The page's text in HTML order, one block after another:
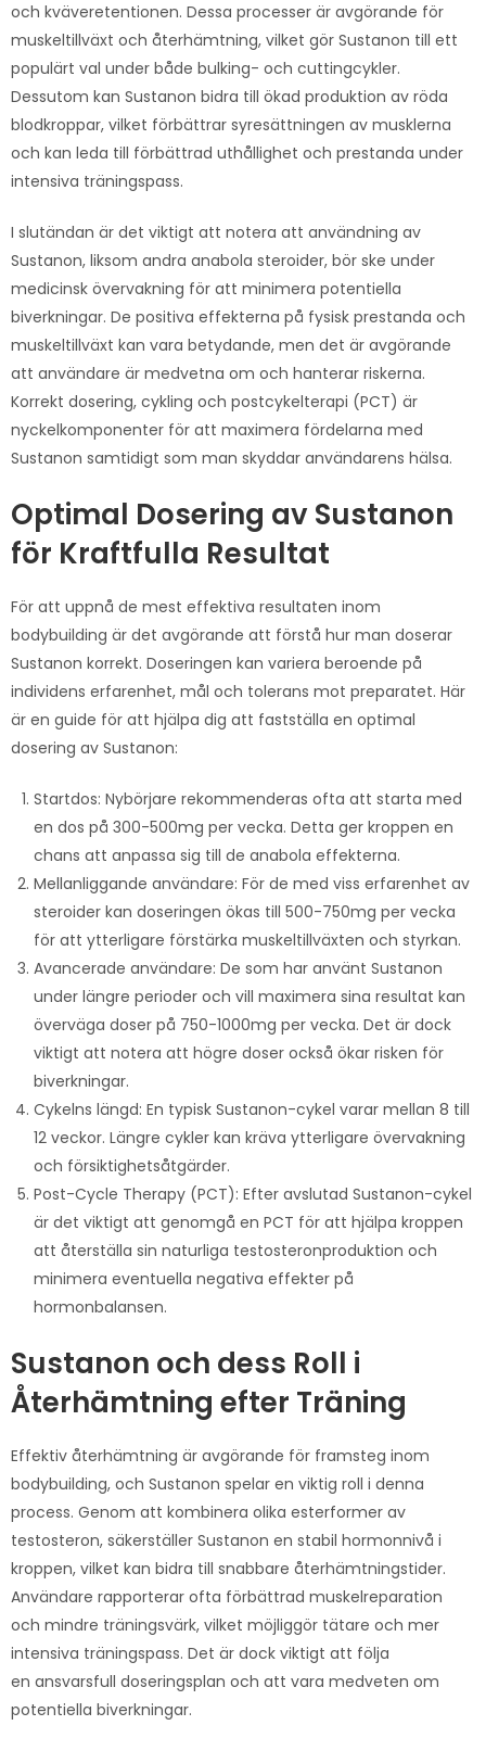
och kväveretentionen. Dessa processer är avgörande för
muskeltillväxt och återhämtning, vilket gör Sustanon till ett
populärt val under både bulking- och cuttingcykler.
Dessutom kan Sustanon bidra till ökad produktion av röda
blodkroppar, vilket förbättrar syresättningen av musklerna
och kan leda till förbättrad uthållighet och prestanda under
intensiva träningspass.
I slutändan är det viktigt att notera att användning av
Sustanon, liksom andra anabola steroider, bör ske under
medicinsk övervakning för att minimera potentiella
biverkningar. De positiva effekterna på fysisk prestanda och
muskeltillväxt kan vara betydande, men det är avgörande
att användare är medvetna om och hanterar riskerna.
Korrekt dosering, cykling och postcykelterapi (PCT) är
nyckelkomponenter för att maximera fördelarna med
Sustanon samtidigt som man skyddar användarens hälsa.
Optimal Dosering av Sustanon
för Kraftfulla Resultat
För att uppnå de mest effektiva resultaten inom
bodybuilding är det avgörande att förstå hur man doserar
Sustanon korrekt. Doseringen kan variera beroende på
individens erfarenhet, mål och tolerans mot preparatet. Här
är en guide för att hjälpa dig att fastställa en optimal
dosering av Sustanon:
Startdos: Nybörjare rekommenderas ofta att starta med
en dos på 300-500mg per vecka. Detta ger kroppen en
chans att anpassa sig till de anabola effekterna.
Mellanliggande användare: För de med viss erfarenhet av
steroider kan doseringen ökas till 500-750mg per vecka
för att ytterligare förstärka muskeltillväxten och styrkan.
Avancerade användare: De som har använt Sustanon
under längre perioder och vill maximera sina resultat kan
överväga doser på 750-1000mg per vecka. Det är dock
viktigt att notera att högre doser också ökar risken för
biverkningar.
Cykelns längd: En typisk Sustanon-cykel varar mellan 8 till
12 veckor. Längre cykler kan kräva ytterligare övervakning
och försiktighetsåtgärder.
Post-Cycle Therapy (PCT): Efter avslutad Sustanon-cykel
är det viktigt att genomgå en PCT för att hjälpa kroppen
att återställa sin naturliga testosteronproduktion och
minimera eventuella negativa effekter på
hormonbalansen.
Sustanon och dess Roll i
Återhämtning efter Träning
Effektiv återhämtning är avgörande för framsteg inom
bodybuilding, och Sustanon spelar en viktig roll i denna
process. Genom att kombinera olika esterformer av
testosteron, säkerställer Sustanon en stabil hormonnivå i
kroppen, vilket kan bidra till snabbare återhämtningstider.
Användare rapporterar ofta förbättrad muskelreparation
och mindre träningsvärk, vilket möjliggör tätare och mer
intensiva träningspass. Det är dock viktigt att följa
en ansvarsfull doseringsplan och att vara medveten om
potentiella biverkningar.